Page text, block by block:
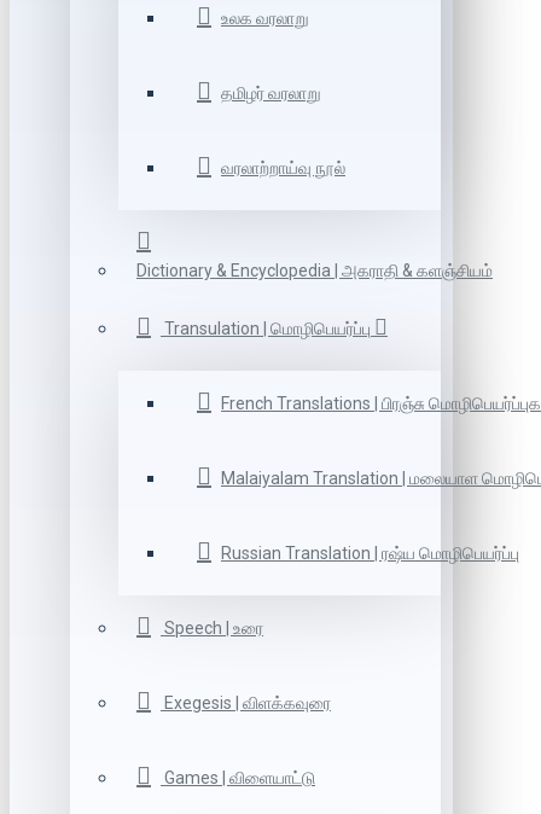
உலக வரலாறு
தமிழர் வரலாறு
வரலாற்றாய்வு நூல்
Dictionary & Encyclopedia | அகராதி & களஞ்சியம்
Transulation | மொழிபெயர்ப்பு
French Translations | பிரஞ்சு
Malaiyalam Translation | மலையாள
Russian Translation | ரஷ்ய மொழிபெயர்ப்பு
Speech | உரை
Exegesis | விளக்கவுரை
Games | விளையாட்டு